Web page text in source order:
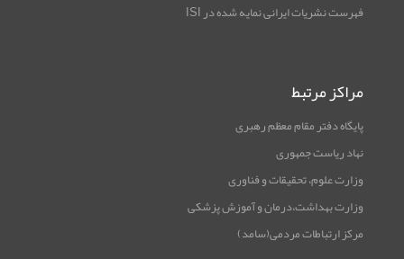
فهرست نشریات ایرانی نمایه شده در ISI
مراکز مرتبط
پایگاه دفتر مقام معظم رهبری
نهاد ریاست جمهوری
وزارت علوم، تحقیقات و فناوری
وزارت بهداشت،درمان و آموزش پزشکی
مرکز ارتباطات مردمی(سامد)